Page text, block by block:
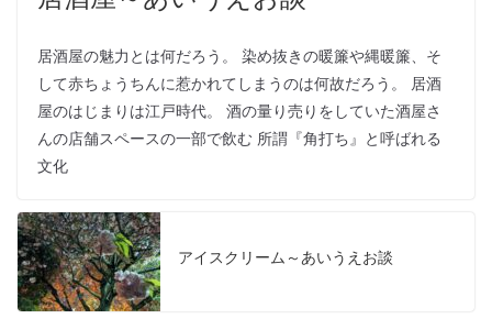
居酒屋の魅力とは何だろう。 染め抜きの暖簾や縄暖簾、そ
して赤ちょうちんに惹かれてしまうのは何故だろう。 居酒
屋のはじまりは江戸時代。 酒の量り売りをしていた酒屋さ
んの店舗スペースの一部で飲む 所謂『角打ち』と呼ばれる
文化
アイスクリーム～あいうえお談